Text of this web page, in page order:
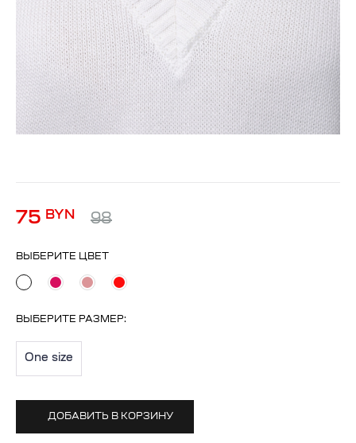
75 BYN 98
ВЫБЕРИТЕ ЦВЕТ
ВЫБЕРИТЕ РАЗМЕР:
One size
ДОБАВИТЬ В КОРЗИНУ